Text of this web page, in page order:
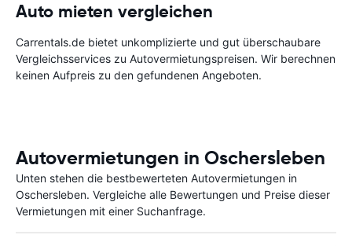
Auto mieten vergleichen
Carrentals.de bietet unkomplizierte und gut überschaubare
Vergleichsservices zu Autovermietungspreisen. Wir berechnen
keinen Aufpreis zu den gefundenen Angeboten.
Autovermietungen in Oschersleben
Unten stehen die bestbewerteten Autovermietungen in
Oschersleben. Vergleiche alle Bewertungen und Preise dieser
Vermietungen mit einer Suchanfrage.